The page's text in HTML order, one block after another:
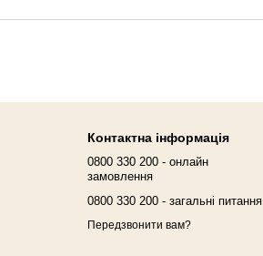
Контактна інформація
0800 330 200 - онлайн
замовлення
0800 330 200 - загальні питання
Передзвонити вам?